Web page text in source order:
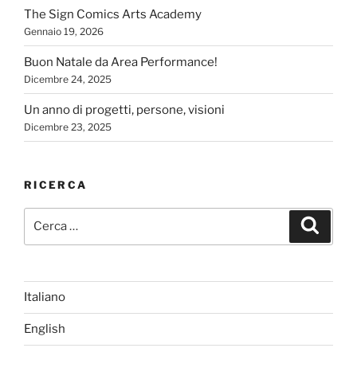
The Sign Comics Arts Academy
Gennaio 19, 2026
Buon Natale da Area Performance!
Dicembre 24, 2025
Un anno di progetti, persone, visioni
Dicembre 23, 2025
RICERCA
Italiano
English